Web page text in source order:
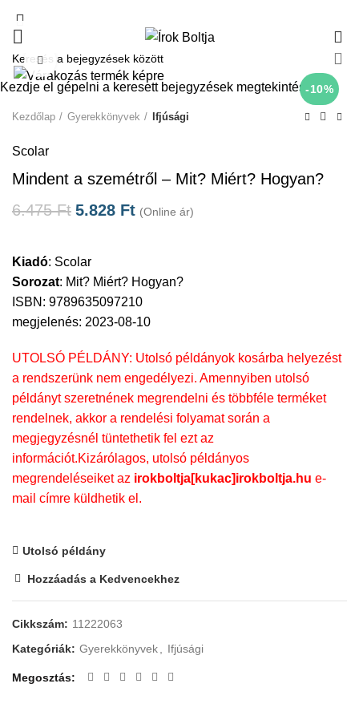
-10%
Click to enlarge
Kezdőlap Gyerekkönyvek Ifjúsági
Scolar
Mindent a szemétről – Mit? Miért? Hogyan?
6.475Ft 5.828 Ft (Online ár)
Kiadó: Scolar
Sorozat: Mit? Miért? Hogyan?
ISBN: 9789635097210
megjelenés: 2023-08-10
UTOLSÓ PÉLDÁNY: Utolsó példányok kosárba helyezést
a rendszerünk nem engedélyezi. Amennyiben utolsó
példányt szeretnének megrendelni és többféle terméket
rendelnek, akkor a rendelési folyamat során a
megjegyzésnél tüntethetik fel ezt az
információt.Kizárólagos, utolsó példányos
megrendeléseiket az irokboltja[kukac]irokboltja.hu e-
mail címre küldhetik el.
Utolsó példány
Hozzáadás a Kedvencekhez
Cikkszám: 11222063
Kategóriák: Gyerekkönyvek, Ifjúsági
Megosztás
Kezdje el gépelni a keresett bejegyzések megtekintéséhez.